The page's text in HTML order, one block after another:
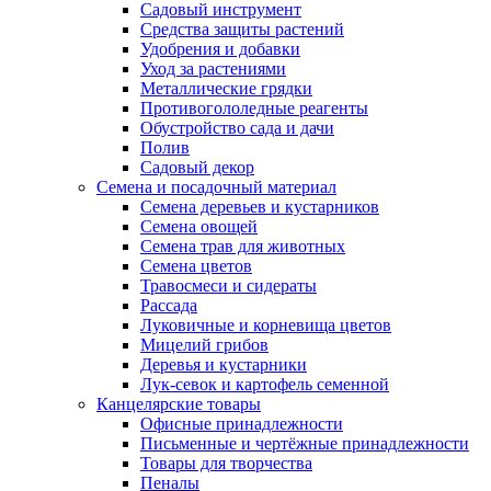
Садовый инструмент
Средства защиты растений
Удобрения и добавки
Уход за растениями
Металлические грядки
Противогололедные реагенты
Обустройство сада и дачи
Полив
Садовый декор
Семена и посадочный материал
Семена деревьев и кустарников
Семена овощей
Семена трав для животных
Семена цветов
Травосмеси и сидераты
Рассада
Луковичные и корневища цветов
Мицелий грибов
Деревья и кустарники
Лук-севок и картофель семенной
Канцелярские товары
Офисные принадлежности
Письменные и чертёжные принадлежности
Товары для творчества
Пеналы